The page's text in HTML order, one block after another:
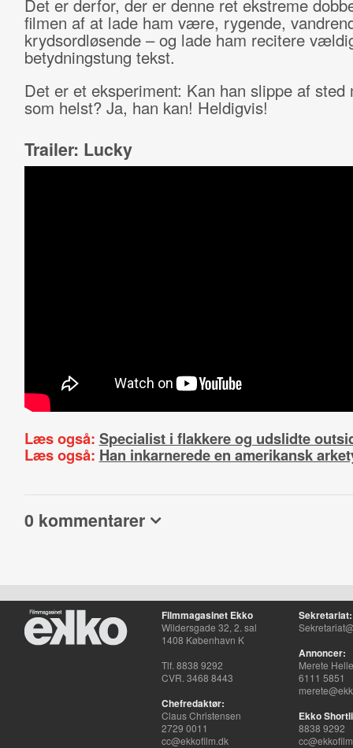
Det er derfor, der er denne ret ekstreme
filmen af at lade ham være, rygende,
krydsordløsende – og lade ham recitere
betydningstung tekst.
Det er et eksperiment: Kan han slippe af sted
som helst? Ja, han kan! Heldigvis!
Trailer: Lucky
Læs også: Specialist i flakkere og udslidte
Læs også: Han inkarnerede en amerikansk
0 kommentarer
Filmmagasinet Ekko
Wildersgade 32, 2. sal
1408 København K
Tlf. 8838 9292
CVR. 3468 8443
Chefredaktør:
Claus Christensen
2729 0011
cc@ekkofilm.dk
Sekretariat:
Annoncer:
Merete
6111 5851
Ekko
8838 9292